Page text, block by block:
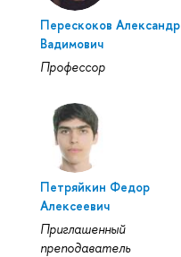
Перескоков Александр
Вадимович
Профессор
Петряйкин Федор
Алексеевич
Приглашенный
преподаватель